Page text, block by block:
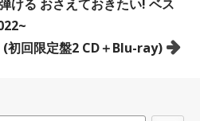
ける おさえておきたい! ベス
回限定盤2 CD＋Blu-ray)